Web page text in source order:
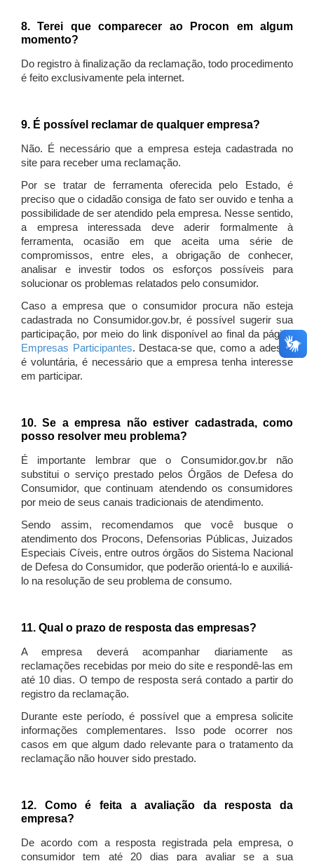
8. Terei que comparecer ao Procon em algum
momento?
Do registro à finalização da reclamação, todo procedimento
é feito exclusivamente pela internet.
9. É possível reclamar de qualquer empresa?
Não. É necessário que a empresa esteja cadastrada no
site para receber uma reclamação.
Por se tratar de ferramenta oferecida pelo Estado, é
preciso que o cidadão consiga de fato ser ouvido e tenha a
possibilidade de ser atendido pela empresa. Nesse sentido,
a empresa interessada deve aderir formalmente à
ferramenta, ocasião em que aceita uma série de
compromissos, entre eles, a obrigação de conhecer,
analisar e investir todos os esforços possíveis para
solucionar os problemas relatados pelo consumidor.
Caso a empresa que o consumidor procura não esteja
cadastrada no Consumidor.gov.br, é possível sugerir sua
participação, por meio do link disponível ao final da página
Empresas Participantes. Destaca-se que, como a adesão
é voluntária, é necessário que a empresa tenha interesse
em participar.
10. Se a empresa não estiver cadastrada, como
posso resolver meu problema?
É importante lembrar que o Consumidor.gov.br não
substitui o serviço prestado pelos Órgãos de Defesa do
Consumidor, que continuam atendendo os consumidores
por meio de seus canais tradicionais de atendimento.
Sendo assim, recomendamos que você busque o
atendimento dos Procons, Defensorias Públicas, Juizados
Especiais Cíveis, entre outros órgãos do Sistema Nacional
de Defesa do Consumidor, que poderão orientá-lo e auxiliá-
lo na resolução de seu problema de consumo.
11. Qual o prazo de resposta das empresas?
A empresa deverá acompanhar diariamente as
reclamações recebidas por meio do site e respondê-las em
até 10 dias. O tempo de resposta será contado a partir do
registro da reclamação.
Durante este período, é possível que a empresa solicite
informações complementares. Isso pode ocorrer nos
casos em que algum dado relevante para o tratamento da
reclamação não houver sido prestado.
12. Como é feita a avaliação da resposta da
empresa?
De acordo com a resposta registrada pela empresa, o
consumidor tem até 20 dias para avaliar se a sua